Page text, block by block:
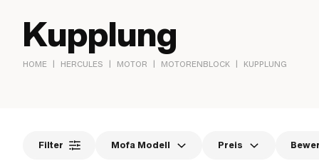
Kupplung
HOME | HERCULES | MOTOR | MOTORENBLOCK | KUPPLUNG
Filter Mofa Modell Preis